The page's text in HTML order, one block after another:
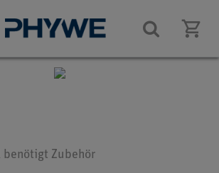
benötigt Zubehör